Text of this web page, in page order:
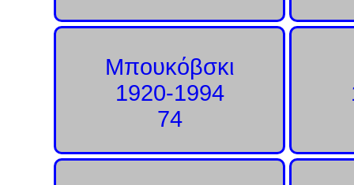
Μπουκόβσκι
1920-1994
74